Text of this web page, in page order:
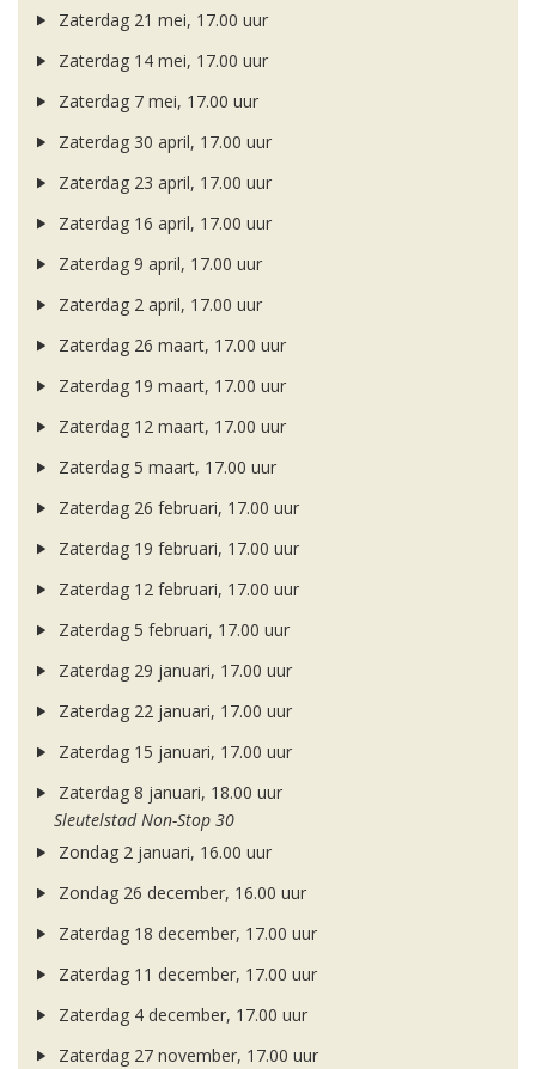
Zaterdag 21 mei, 17.00 uur
Zaterdag 14 mei, 17.00 uur
Zaterdag 7 mei, 17.00 uur
Zaterdag 30 april, 17.00 uur
Zaterdag 23 april, 17.00 uur
Zaterdag 16 april, 17.00 uur
Zaterdag 9 april, 17.00 uur
Zaterdag 2 april, 17.00 uur
Zaterdag 26 maart, 17.00 uur
Zaterdag 19 maart, 17.00 uur
Zaterdag 12 maart, 17.00 uur
Zaterdag 5 maart, 17.00 uur
Zaterdag 26 februari, 17.00 uur
Zaterdag 19 februari, 17.00 uur
Zaterdag 12 februari, 17.00 uur
Zaterdag 5 februari, 17.00 uur
Zaterdag 29 januari, 17.00 uur
Zaterdag 22 januari, 17.00 uur
Zaterdag 15 januari, 17.00 uur
Zaterdag 8 januari, 18.00 uur
Sleutelstad Non-Stop 30
Zondag 2 januari, 16.00 uur
Zondag 26 december, 16.00 uur
Zaterdag 18 december, 17.00 uur
Zaterdag 11 december, 17.00 uur
Zaterdag 4 december, 17.00 uur
Zaterdag 27 november, 17.00 uur